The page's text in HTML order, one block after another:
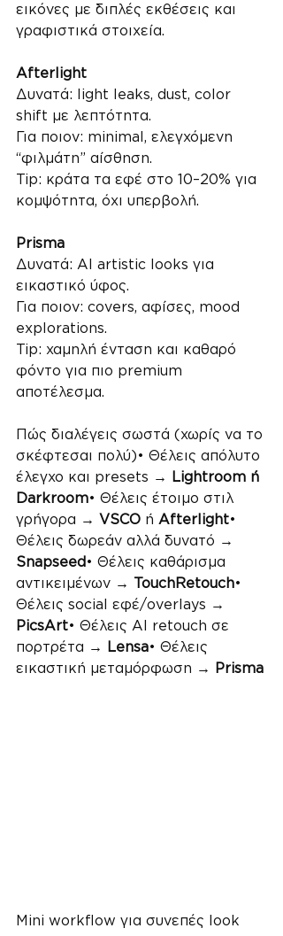
εικόνες με διπλές εκθέσεις και
γραφιστικά στοιχεία.
Afterlight
Δυνατά: light leaks, dust, color
shift με λεπτότητα.
Για ποιον: minimal, ελεγχόμενη
“φιλμάτη” αίσθηση.
Tip: κράτα τα εφέ στο 10–20% για
κομψότητα, όχι υπερβολή.
Prisma
Δυνατά: AI artistic looks για
εικαστικό ύφος.
Για ποιον: covers, αφίσες, mood
explorations.
Tip: χαμηλή ένταση και καθαρό
φόντο για πιο premium
αποτέλεσμα.
Πώς διαλέγεις σωστά (χωρίς να το
σκέφτεσαι πολύ)• Θέλεις απόλυτο
έλεγχο και presets → Lightroom ή
Darkroom• Θέλεις έτοιμο στιλ
γρήγορα → VSCO ή Afterlight•
Θέλεις δωρεάν αλλά δυνατό →
Snapseed• Θέλεις καθάρισμα
αντικειμένων → TouchRetouch•
Θέλεις social εφέ/overlays →
PicsArt• Θέλεις AI retouch σε
πορτρέτα → Lensa• Θέλεις
εικαστική μεταμόρφωση → Prisma
Mini workflow για συνεπές look